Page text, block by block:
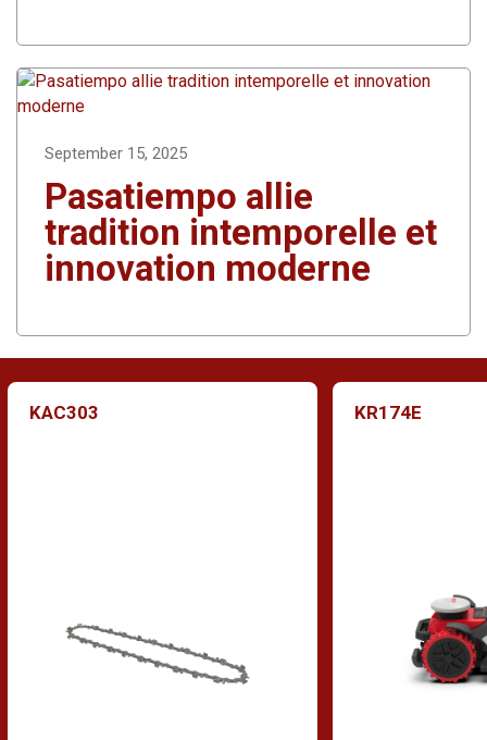
September 15, 2025
Pasatiempo allie
tradition intemporelle et
innovation moderne
KAC303 KR174E